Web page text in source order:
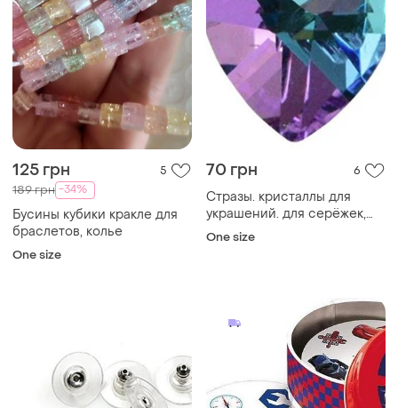
125 грн 5
189 грн -34%
Бусины кубики кракле для
браслетов, колье
One size
70 грн 6
Стразы. кристаллы для
украшений. для серёжек,
кулонов, браслетов и т.д.
One size